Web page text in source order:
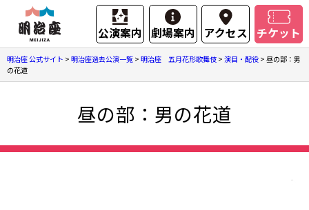
公演案内 劇場案内 アクセス チケット
明治座 公式サイト > 明治座過去公演一覧 > 明治座 五月花形歌舞伎 > 演目・配役 > 昼の部：男
の花道
昼の部：男の花道